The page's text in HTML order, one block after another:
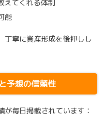
えてくれる体制
能
丁寧に資産形成を後押しし
予想の信頼性
毎日掲載されています：